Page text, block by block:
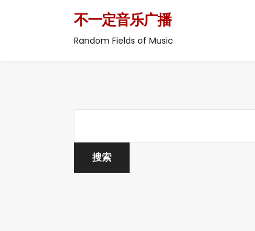
不一定音乐广播
Random Fields of Music